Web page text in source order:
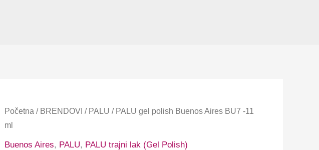
Početna / BRENDOVI / PALU / PALU gel polish Buenos Aires BU7 -11
ml
Buenos Aires, PALU, PALU trajni lak (Gel Polish)